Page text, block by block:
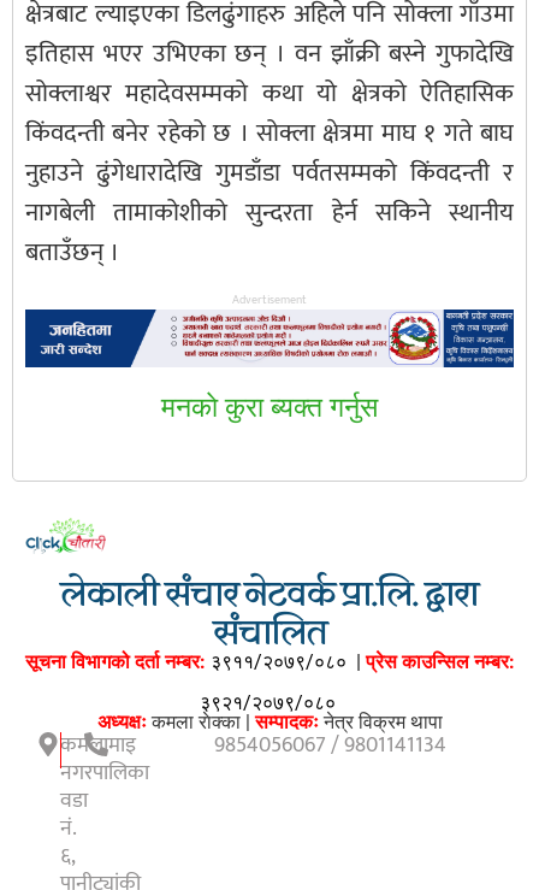
क्षेत्रबाट ल्याइएका डिलढुंगाहरु अहिले पनि सोक्ला गाँउमा
इतिहास भएर उभिएका छन् । वन झाँक्री बस्ने गुफादेखि
सोक्लाश्वर महादेवसम्मको कथा यो क्षेत्रको ऐतिहासिक
किंवदन्ती बनेर रहेको छ । सोक्ला क्षेत्रमा माघ १ गते बाघ
नुहाउने ढुंगेधारादेखि गुमडाँडा पर्वतसम्मको किंवदन्ती र
नागबेली तामाकोशीको सुन्दरता हेर्न सकिने स्थानीय
बताउँछन् ।
Advertisement
मनकाे कुरा ब्यक्त गर्नुस
लेकाली संचार नेटवर्क प्रा.लि. द्वारा
संचालित
सूचना विभागको दर्ता नम्बर: ३९११/२०७९/०८० |प्रेस काउन्सिल नम्बर:
३९२१/२०७९/०८०
अध्यक्षःकमला राेक्का |सम्पादकःनेत्र विक्रम थापा
कमलामाइ
नगरपालिका
वडा
नं.
६,
9854056067 / 9801141134